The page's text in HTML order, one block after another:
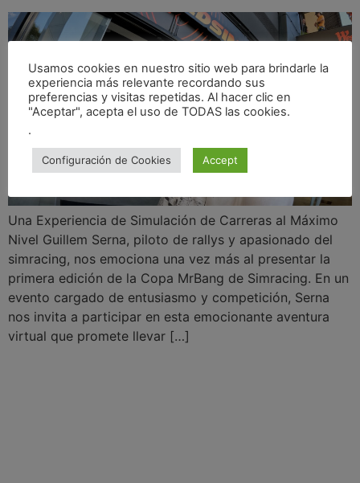
Una Experiencia de Simulación de Carreras al Máximo
Nivel Guillem Serna, piloto de rallys y apasionado del
simracing, nos emociona una vez más al presentar la
primera edición de la Copa MrBang de Simracing. En un
evento cargado de entusiasmo y competición, Serna
nos invita a participar en esta emocionante aventura
virtual que promete llevar […]
Usamos cookies en nuestro sitio web para brindarle la
experiencia más relevante recordando sus
preferencias y visitas repetidas. Al hacer clic en
"Aceptar", acepta el uso de TODAS las cookies.
.
Configuración de Cookies Accept